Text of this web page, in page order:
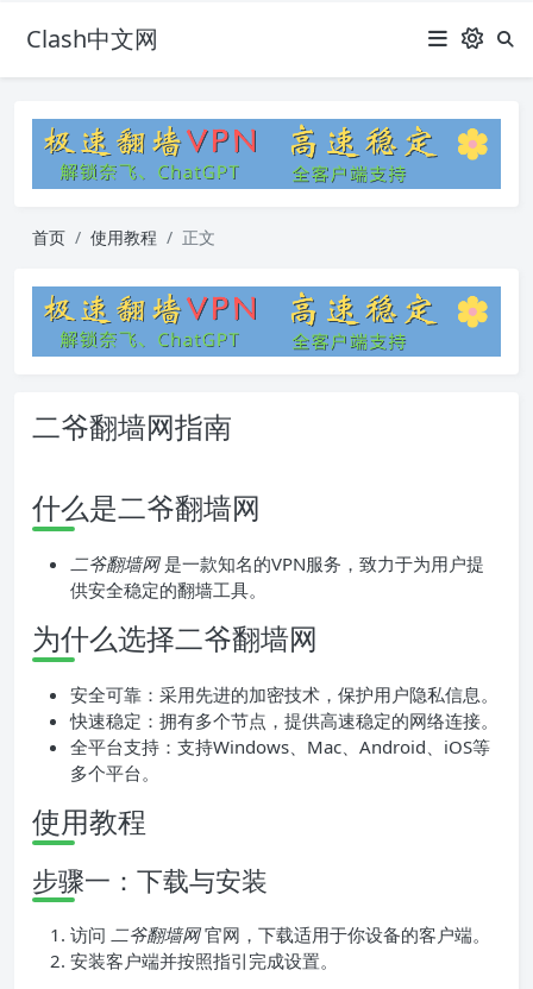
Clash中文网
首页 使用教程 正文
二爷翻墙网指南
什么是二爷翻墙网
二爷翻墙网是一款知名的VPN服务，致力于为用户提
供安全稳定的翻墙工具。
为什么选择二爷翻墙网
安全可靠：采用先进的加密技术，保护用户隐私信息。
快速稳定：拥有多个节点，提供高速稳定的网络连接。
全平台支持：支持Windows、Mac、Android、iOS等
多个平台。
使用教程
步骤一：下载与安装
访问 二爷翻墙网官网，下载适用于你设备的客户端。
安装客户端并按照指引完成设置。